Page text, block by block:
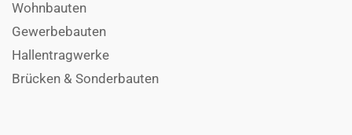
Wohnbauten
Gewerbebauten
Hallentragwerke
Brücken & Sonderbauten